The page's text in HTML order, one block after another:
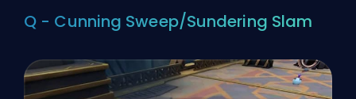
Q - Cunning Sweep/Sundering Slam